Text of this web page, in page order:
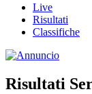
Live
Risultati
Classifiche
Risultati